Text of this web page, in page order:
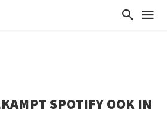
SPOTIFY OOK IN